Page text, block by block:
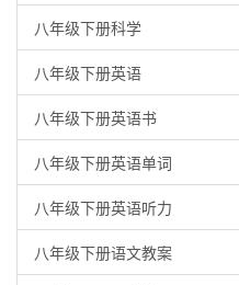
八年级下册科学
八年级下册英语
八年级下册英语书
八年级下册英语单词
八年级下册英语听力
八年级下册语文教案